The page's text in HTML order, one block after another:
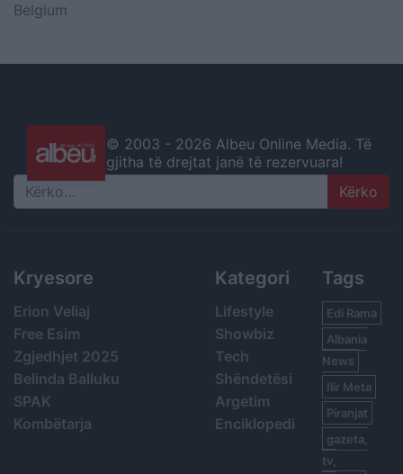
Belgium
© 2003 - 2026 Albeu Online Media. Të
gjitha të drejtat janë të rezervuara!
Search
Kryesore
Erion Veliaj
Free Esim
Zgjedhjet 2025
Belinda Balluku
SPAK
Kombëtarja
Kategori
Lifestyle
Showbiz
Tech
Shëndetësi
Argetim
Enciklopedi
Tags
Edi Rama
Albania
News
Ilir Meta
Piranjat
gazeta,
tv,